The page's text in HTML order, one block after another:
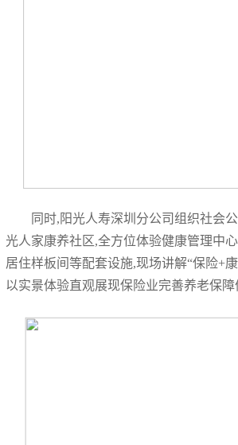
同时,阳光人寿深圳分公司组织社会
光人家康养社区,全方位体验健康管理中
居住样板间等配套设施,现场讲解“保险+
以实景体验直观展现保险业完善养老保障